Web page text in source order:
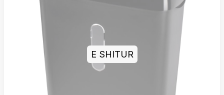
E SHITUR